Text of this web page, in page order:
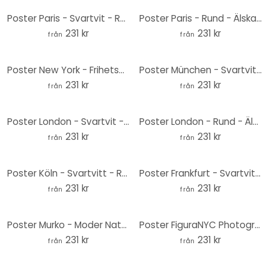
Poster Paris - Svartvit - Rund - Love your City
från 231 kr
Poster Paris - Rund - Älska din stad
från 231 kr
Poster New York - Frihetsgudinnan - Rund - Love your City
från 231 kr
Poster München - Svartvitt - Rund -Love your City
från 231 kr
Poster London - Svartvit - Rund - Love your City
från 231 kr
Poster London - Rund - Älska din stad
från 231 kr
Poster Köln - Svartvitt - Rund - Love your City
från 231 kr
Poster Frankfurt - Svartvitt - Rund - Love your City
från 231 kr
Poster Murko - Moder Natur - Rund
från 231 kr
Poster FiguraNYC Photography / Fotografi - Ranunkel stilleben - Rund
från 231 kr